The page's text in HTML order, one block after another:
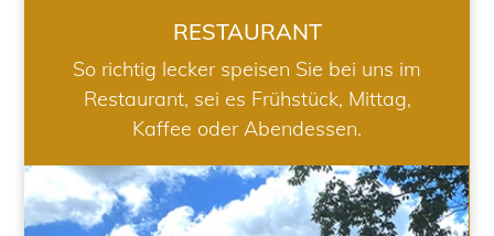
RESTAURANT
So richtig lecker speisen Sie bei uns im
Restaurant, sei es Frühstück, Mittag,
Kaffee oder Abendessen.